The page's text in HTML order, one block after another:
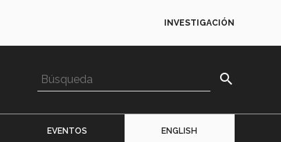
INVESTIGACIÓN
search
EVENTOS ENGLISH